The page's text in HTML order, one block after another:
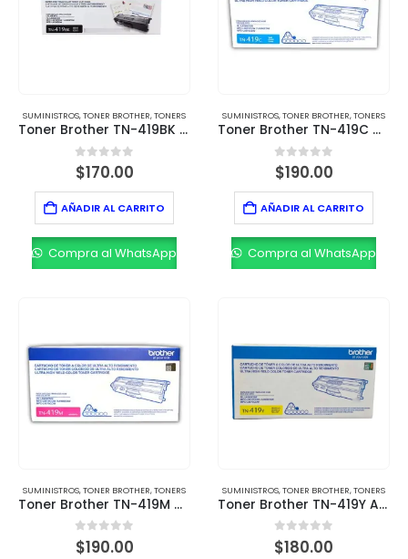
SUMINISTROS,TONER BROTHER,TONERS
Toner Brother TN-419BK Negro – Rendimiento de 9,000 páginas
0out of 5
$170.00
AÑADIR AL CARRITO
Compra al WhatsApp
SUMINISTROS,TONER BROTHER,TONERS
Toner Brother TN-419C Cian – Rendimiento de 9,000 páginas
0out of 5
$190.00
AÑADIR AL CARRITO
Compra al WhatsApp
SUMINISTROS,TONER BROTHER,TONERS
Toner Brother TN-419M Magenta – Rendimiento de 9,000 páginas
0out of 5
$190.00
SUMINISTROS,TONER BROTHER,TONERS
Toner Brother TN-419Y Amarillo – Rendimiento de 9,000 páginas
0out of 5
$180.00